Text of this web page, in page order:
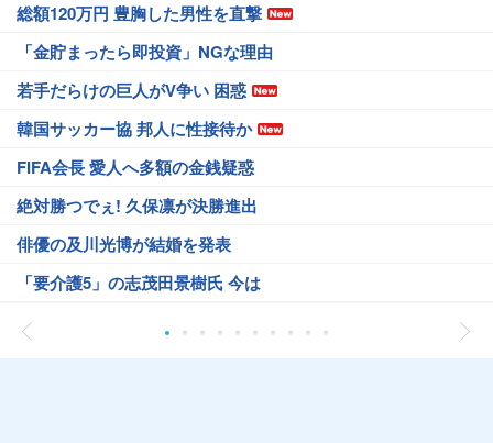
総額120万円 豊胸した男性を直撃
「金貯まったら即投資」NGな理由
若手だらけの巨人がV争い 困惑
韓国サッカー協 邦人に性接待か
FIFA会長 愛人へ多額の金銭疑惑
絶対勝つでぇ! 久保凛が決勝進出
俳優の及川光博が結婚を発表
「要介護5」の志茂田景樹氏 今は